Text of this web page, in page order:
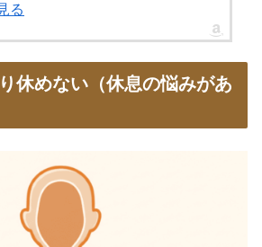
る
休めない（休息の悩みがあ